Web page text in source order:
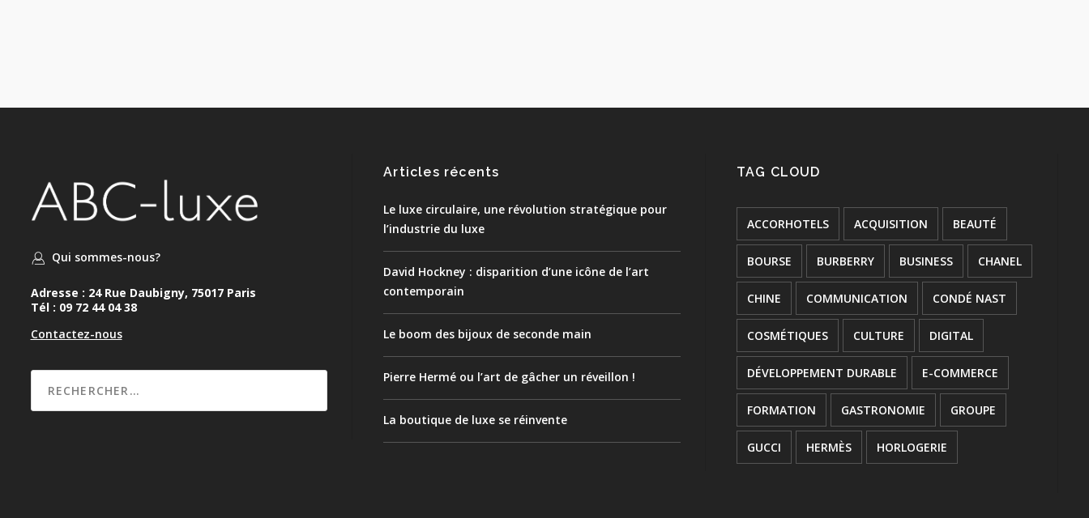
Qui sommes-nous?
Adresse : 24 Rue Daubigny, 75017 Paris
Tél : 09 72 44 04 38
Contactez-nous
Articles récents
Le luxe circulaire, une révolution stratégique pour
l’industrie du luxe
David Hockney : disparition d’une icône de l’art
contemporain
Le boom des bijoux de seconde main
Pierre Hermé ou l’art de gâcher un réveillon !
La boutique de luxe se réinvente
TAG CLOUD
ACCORHOTELS ACQUISITION BEAUTÉ
BOURSE BURBERRY BUSINESS CHANEL
CHINE COMMUNICATION CONDÉ NAST
COSMÉTIQUES CULTURE DIGITAL
DÉVELOPPEMENT DURABLE E-COMMERCE
FORMATION GASTRONOMIE GROUPE
GUCCI HERMÈS HORLOGERIE